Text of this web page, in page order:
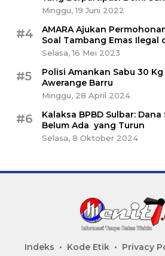
Minggu, 19 Juni 2022
#4
AMARA Ajukan
Soal Tambang Emas Ilegal
Selasa, 16 Mei 2023
#5
Polisi Amankan Sabu 30
Awerange Barru
Minggu, 28 April 2024
#6
Kalaksa BPBD Sulbar:
Belum Ada yang Turun
Selasa, 8 Oktober 2024
Indeks Kode Etik Privacy